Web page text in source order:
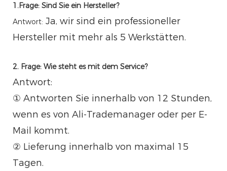
1.Frage: Sind Sie ein Hersteller?
Antwort: Ja, wir sind ein professioneller
Hersteller mit mehr als 5 Werkstätten.
2. Frage: Wie steht es mit dem Service?
Antwort:
① Antworten Sie innerhalb von 12 Stunden,
wenn es von Ali-Trademanager oder per E-
Mail kommt.
② Lieferung innerhalb von maximal 15
Tagen.